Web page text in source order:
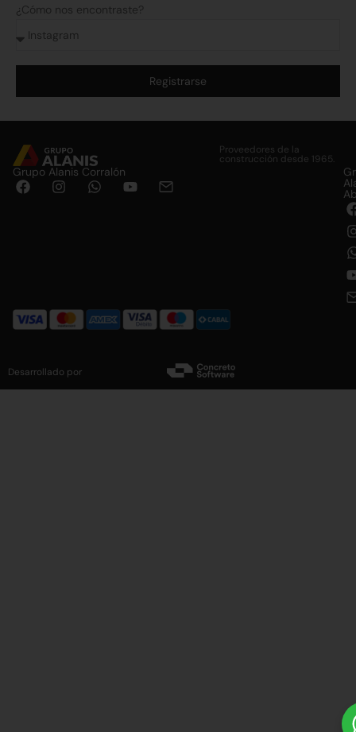
¿Cómo nos encontraste?
Registrarse
Proveedores de la
construcción desde 1965.
Grupo Alanis Corralón
Desarrollado por